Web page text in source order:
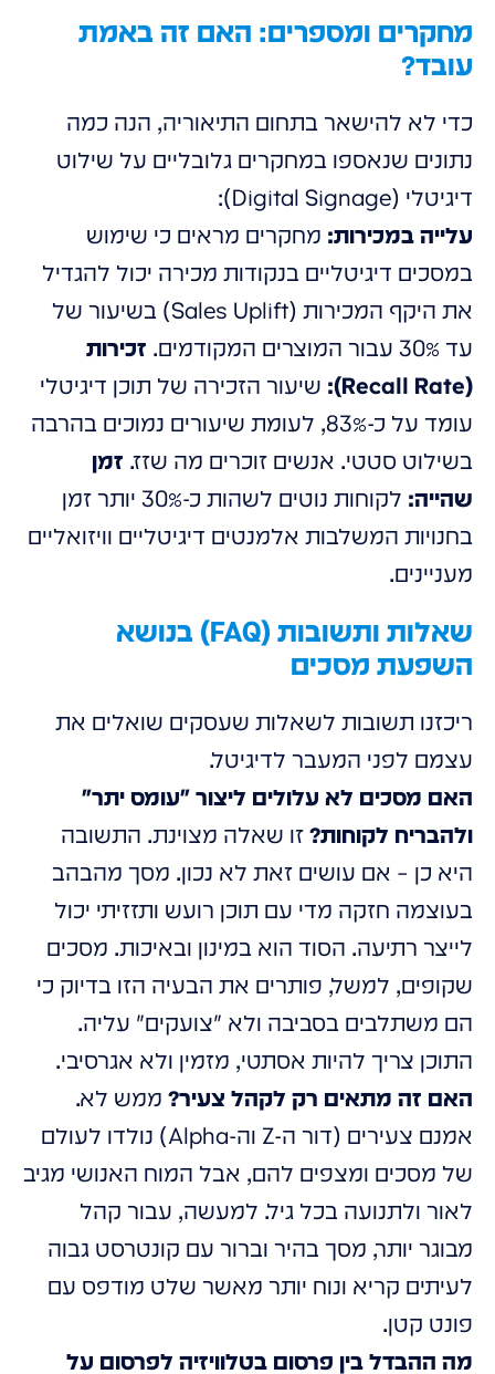
מחקרים ומספרים: האם זה באמת
עובד?
כדי לא להישאר בתחום התיאוריה, הנה כמה
נתונים שנאספו במחקרים גלובליים על שילוט
דיגיטלי (Digital Signage):
עלייה במכירות: מחקרים מראים כי שימוש
במסכים דיגיטליים בנקודות מכירה יכול להגדיל
את היקף המכירות (Sales Uplift) בשיעור של
עד 30% עבור המוצרים המקודמים.
זכירות
(Recall Rate):
שיעור הזכירה של תוכן דיגיטלי
עומד על כ-83%, לעומת שיעורים נמוכים בהרבה
בשילוט סטטי. אנשים זוכרים מה שזז. זמן
שהייה:
לקוחות נוטים לשהות כ-30% יותר זמן
בחנויות המשלבות אלמנטים דיגיטליים וויזואליים
מעניינים.
שאלות ותשובות (FAQ) בנושא
השפעת מסכים
ריכזנו תשובות לשאלות שעסקים שואלים את
עצמם לפני המעבר לדיגיטל.
האם מסכים לא עלולים ליצור "עומס יתר"
ולהבריח לקוחות?זו שאלה מצוינת. התשובה
היא כן – אם עושים זאת לא נכון. מסך מהבהב
בעוצמה חזקה מדי עם תוכן רועש ותזזיתי יכול
לייצר רתיעה. הסוד הוא במינון ובאיכות. מסכים
שקופים, למשל, פותרים את הבעיה הזו בדיוק כי
הם משתלבים בסביבה ולא "צועקים" עליה.
התוכן צריך להיות אסתטי, מזמין ולא אגרסיבי.
האם זה מתאים רק לקהל צעיר? ממש לא.
אמנם צעירים (דור ה-Z וה-Alpha) נולדו לעולם
של מסכים ומצפים להם, אבל המוח האנושי מגיב
לאור ולתנועה בכל גיל. למעשה, עבור קהל
מבוגר יותר, מסך בהיר וברור עם קונטרסט גבוה
לעיתים קריא ונוח יותר מאשר שלט מודפס עם
פונט קטן.
מה ההבדל בין פרסום בטלוויזיה לפרסום על